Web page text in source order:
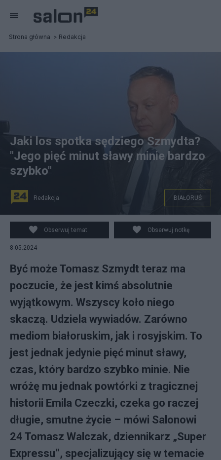
Strona główna Redakcja
fot. Biełta
Jaki los spotka sędziego Szmydta?
"Jego pięć minut sławy minie bardzo
szybko"
Redakcja BIAŁORUŚ
Obserwuj temat Obserwuj notkę
8.05.2024
Być może Tomasz Szmydt teraz ma
poczucie, że jest kimś absolutnie
wyjątkowym. Wszyscy koło niego
skaczą. Udziela wywiadów. Zarówno
mediom białoruskim, jak i rosyjskim. To
jest jednak jedynie pięć minut sławy,
czas, który bardzo szybko minie. Nie
wróżę mu jednak powtórki z tragicznej
historii Emila Czeczki, czeka go raczej
długie, smutne życie – mówi Salonowi
24 Tomasz Walczak, dziennikarz „Super
Expressu”, specjalizujący się w temacie